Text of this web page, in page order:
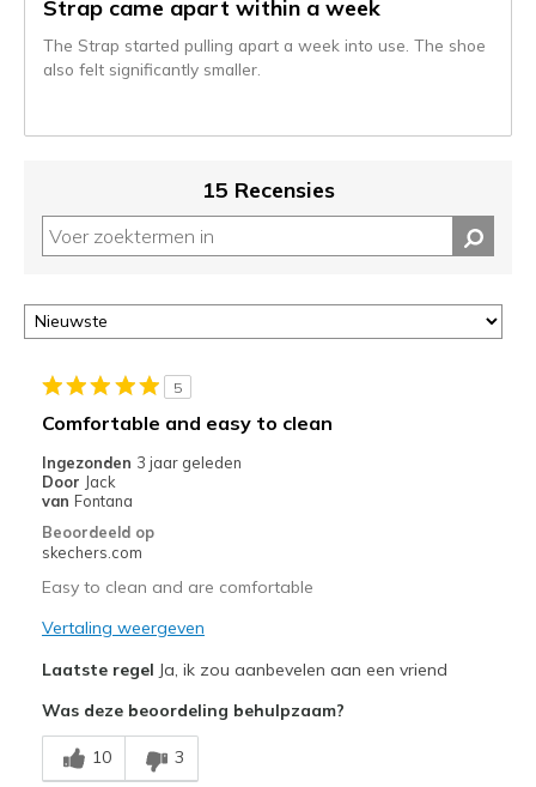
niejee
van
controleren
op
page
door
<a
href="javascript:location.href=location.pathname;">hier</a>
de
page
met
de
van
page_id
bezoeken.
Strap came apart within a week
The Strap started pulling apart a week into use. The shoe
also felt significantly smaller.
15 Recensies
5
Comfortable and easy to clean
Ingezonden 3 jaar geleden
Door Jack
van Fontana
Beoordeeld op
skechers.com
Easy to clean and are comfortable
Vertaling weergeven
Laatste regel Ja, ik zou aanbevelen aan een vriend
Was deze beoordeling behulpzaam?
10 3